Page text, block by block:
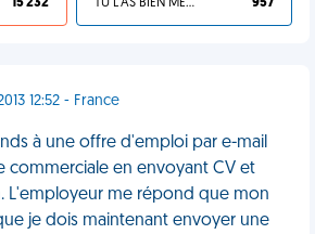
15 232 TU L'AS BIEN MÉRITÉ 957
12:52 - France
à une offre d'emploi par e-mail
commerciale en envoyant CV et
L'employeur me répond que mon
je dois maintenant envoyer une